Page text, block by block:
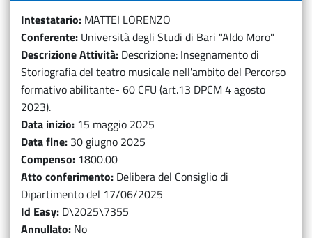
Intestatario MATTEI LORENZO
Conferente Università degli Studi di Bari "Aldo Moro"
Descrizione Attività Descrizione: Insegnamento di
Storiografia del teatro musicale nell'ambito del Percorso
formativo abilitante- 60 CFU (art.13 DPCM 4 agosto
2023).
Data inizio 15 maggio 2025
Data fine 30 giugno 2025
Compenso 1800.00
Atto conferimento Delibera del Consiglio di
Dipartimento del 17/06/2025
Id Easy D\2025\7355
Annullato No